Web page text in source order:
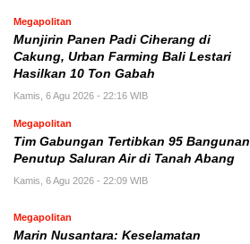
Megapolitan
Munjirin Panen Padi Ciherang di
Cakung, Urban Farming Bali Lestari
Hasilkan 10 Ton Gabah
Kamis, 6 Agu 2026 - 22:16 WIB
Megapolitan
Tim Gabungan Tertibkan 95 Bangunan
Penutup Saluran Air di Tanah Abang
Kamis, 6 Agu 2026 - 22:09 WIB
Megapolitan
Marin Nusantara: Keselamatan